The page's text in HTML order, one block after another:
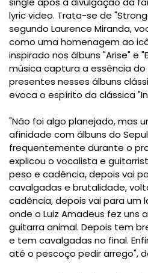
lyric video. Trata-se de
segundo Laurence Miranda,
como uma homenagem ao
inspirado nos álbuns "Arise" e
música captura a essência
presentes nesses álbuns
evoca o espírito da clássica
"Não foi algo planejado, mas
afinidade com álbuns do
frequentemente durante o
explicou o vocalista e
peso e cadência, depois vai
cavalgadas e brutalidade,
cadência, depois vai para um
onde o Luiz Amadeus fez uns
guitarra animal. Depois tem
e tem cavalgadas no final.
até o pescoço pedir arrego",